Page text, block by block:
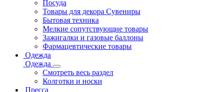
Посуда
Товары для декора Сувениры
Бытовая техника
Мелкие сопутствующие товары
Зажигалки и газовые баллоны
Фармацевтические товары
Одежда
Одежда
Смотреть весь раздел
Колготки и носки
Пресса